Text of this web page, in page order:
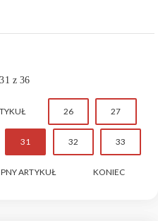
z 36
26 27
31 32 33
ARTYKUŁ KONIEC